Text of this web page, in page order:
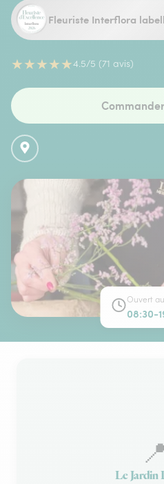
Fleuriste Interflora
★★★★★4.5/5 (71 avis)
Ouvert
08:30-
📍
Le Jardin